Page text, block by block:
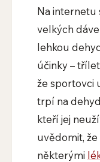
Na internetu
velkých
lehkou
účinky –
že sportovci
trpí na
kteří jej
uvědomit,
některými